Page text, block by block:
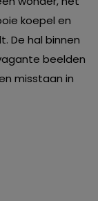
koepel en
De hal binnen
beelden
misstaan in